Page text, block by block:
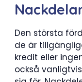
Den största
de är
kredit eller
också